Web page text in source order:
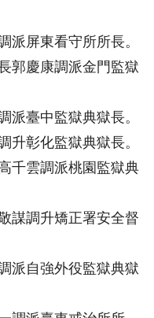
派屏東看守所所長。
郭慶康調派金門監獄
派臺中監獄典獄長。
升彰化監獄典獄長。
千雲調派桃園監獄典
謀調升矯正署安全督
派自強外役監獄典獄